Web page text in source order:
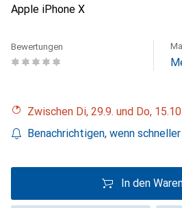
Apple iPhone X
Bewertungen
Zwischen Di, 29.9. und Do,
Benachrichtigen, wenn
In den